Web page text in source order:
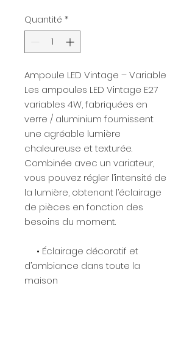
Quantité *
Ampoule LED Vintage – Variable
Les ampoules LED Vintage E27
variables 4W, fabriquées en
verre / aluminium fournissent
une agréable lumière
chaleureuse et texturée.
Combinée avec un variateur,
vous pouvez régler l’intensité de
la lumière, obtenant l’éclairage
de pièces en fonction des
besoins du moment.
• Éclairage décoratif et
d’ambiance dans toute la
maison